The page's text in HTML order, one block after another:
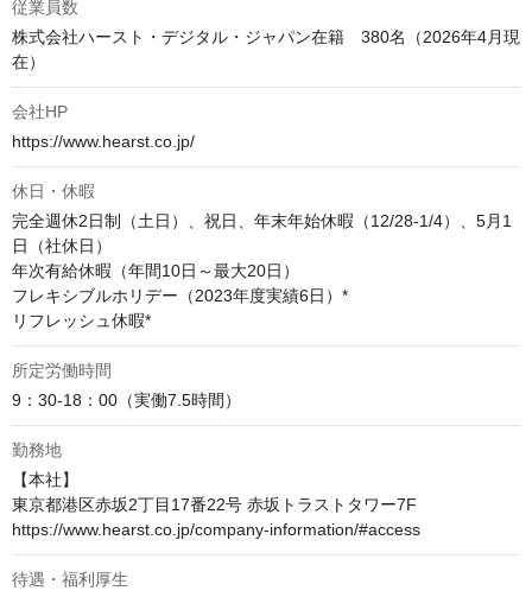
従業員数
株式会社ハースト・デジタル・ジャパン在籍　380名（2026年4月現
在）
会社HP
https://www.hearst.co.jp/
休日・休暇
完全週休2日制（土日）、祝日、年末年始休暇（12/28-1/4）、5月1
日（社休日）
年次有給休暇（年間10日～最大20日）
フレキシブルホリデー（2023年度実績6日）*
リフレッシュ休暇*
所定労働時間
9：30-18：00（実働7.5時間）
勤務地
【本社】
東京都港区赤坂2丁目17番22号 赤坂トラストタワー7F
https://www.hearst.co.jp/company-information/#access
待遇・福利厚生